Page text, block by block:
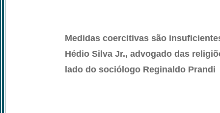
Medidas coercitivas são
Hédio Silva Jr., advogado das
lado do sociólogo Reginaldo Prandi